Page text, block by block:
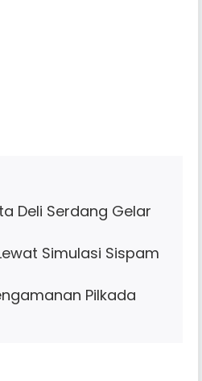
Deli Serdang Gelar
Simulasi Sispam
Pilkada